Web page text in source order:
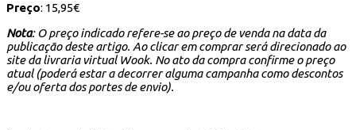
Preço: 15,95€
Nota: O preço indicado refere-se ao preço de venda na data da
publicação deste artigo. Ao clicar em comprar será direcionado ao
site da livraria virtual Wook. No ato da compra confirme o preço
atual (poderá estar a decorrer alguma campanha como descontos
e/ou oferta dos portes de envio).